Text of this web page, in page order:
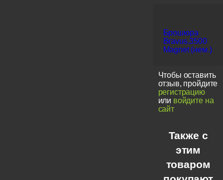
Брошюра
Bravus.3500
Magnet (нем.)
Чтобы оставить
отзыв, пройдите
регистрацию
или войдите на
сайт
Также с
этим
товаром